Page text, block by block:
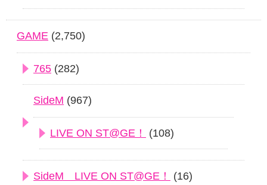
GAME (2,750)
765 (282)
SideM (967)
LIVE ON ST@GE！ (108)
SideM LIVE ON ST@GE！ (16)